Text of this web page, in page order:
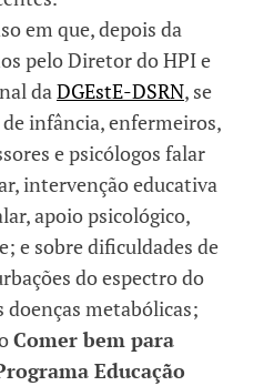
em que, depois da
pelo Diretor do HPI e
da DGEstE-DSRN, se
infância, enfermeiros,
e psicólogos falar
intervenção educativa
apoio psicológico,
e sobre dificuldades de
do espectro do
doenças metabólicas;
Comer bem para
Educação